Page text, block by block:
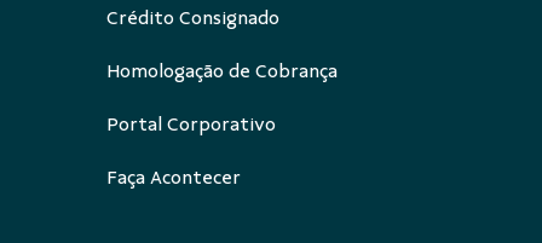
Crédito Consignado
Homologação de Cobrança
Portal Corporativo
Faça Acontecer